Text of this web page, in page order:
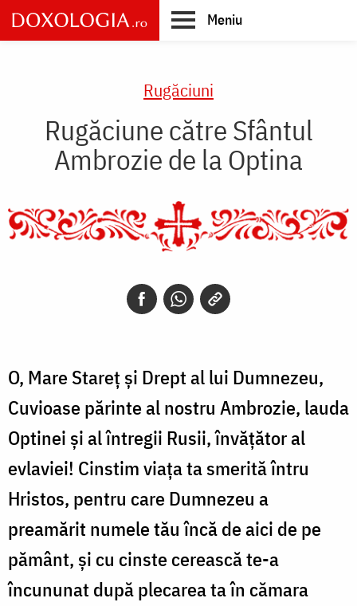
Skip
to
main
Meniu
Rugăciuni
Rugăciune către Sfântul
Ambrozie de la Optina
O, Mare Stareț și Drept al lui Dumnezeu,
Cuvioase părinte al nostru Ambrozie, lauda
Optinei și al întregii Rusii, învățător al
evlaviei! Cinstim viața ta smerită întru
Hristos, pentru care Dumnezeu a
preamărit numele tău încă de aici de pe
pământ, și cu cinste cerească te-a
încununat după plecarea ta în cămara